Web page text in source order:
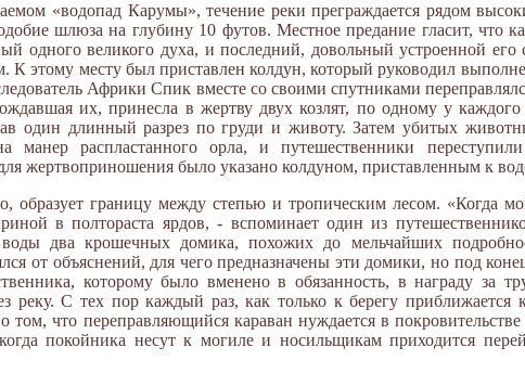
«водопад Карумы», течение реки преграждается рядом
шлюза на глубину 10 футов. Местное предание гласит, что
одного великого духа, и последний, довольный устроенной его
К этому месту был приставлен колдун, который руководил
Африки Спик вместе со своими спутниками
их, принесла в жертву двух козлят, по одному у
один длинный разрез по груди и животу. Затем убитых
распластанного орла, и путешественники
жертвоприношения было указано колдуном, приставленным к
образует границу между степью и тропическим лесом. «Когда
в полтораста ярдов, - вспоминает один из
два крошечных домика, похожих до мельчайших
от объяснений, для чего предназначены эти домики, но под
которому было вменено в обязанность, в награду за
реку. С тех пор каждый раз, как только к берегу приближается
что переправляющийся караван нуждается в
покойника несут к могиле и носильщикам приходится